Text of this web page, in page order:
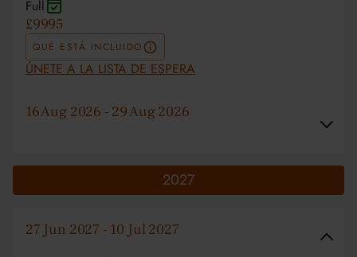
Full
£9995
QUÉ ESTÁ INCLUIDO
ÚNETE A LA LISTA DE ESPERA
16 Aug 2026 - 29 Aug 2026
2027
27 Jun 2027 - 10 Jul 2027